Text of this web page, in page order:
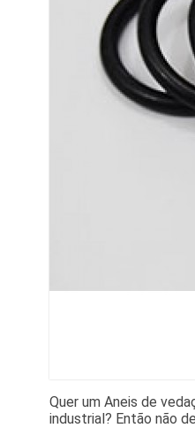
Quer um Aneis de
industrial? Então não